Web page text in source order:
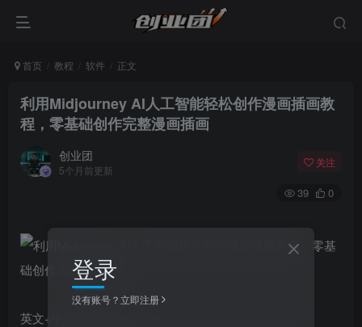
首页 教程 软件 正文
利用Midjourney AI人工智能轻松创作漫画插画教
程，零基础创作完整漫画插画
创业团
5个月前更新
关注
39 0
英文+中英字幕|1080P
登录
没有账号？立即注册